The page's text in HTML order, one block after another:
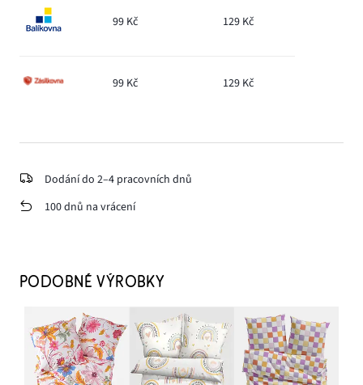
99 Kč 129 Kč
99 Kč 129 Kč
Dodání do 2–4 pracovních dnů
100 dnů na vrácení
PODOBNÉ VÝROBKY